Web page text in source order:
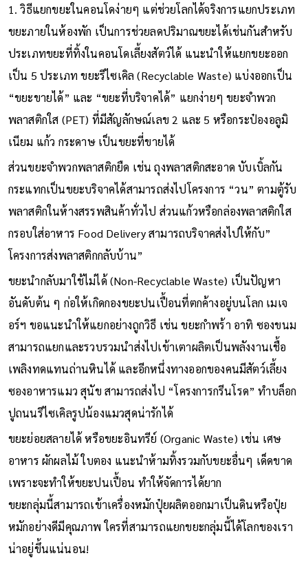
1. วิธีแยกขยะในคอนโดง่ายๆ แต่ช่วยโลกได้จริงการแยกประเภท
ขยะภายในห้องพัก เป็นการช่วยลดปริมาณขยะได้เช่นกันสำหรับ
ประเภทขยะที่ทิ้งในคอนโดเลี้ยงสัตว์ได้ แนะนำให้แยกขยะออก
เป็น 5 ประเภท ขยะรีไซเคิล (Recyclable Waste) แบ่งออกเป็น
“ขยะขายได้” และ “ขยะที่บริจาคได้” แยกง่ายๆ ขยะจำพวก
พลาสติกใส (PET) ที่มีสัญลักษณ์เลข 2 และ 5 หรือกระป๋องอลูมิ
เนียม แก้ว กระดาษ เป็นขยะที่ขายได้
ส่วนขยะจำพวกพลาสติกยืด เช่น ถุงพลาสติกสะอาด บับเบิ้ลกัน
กระแทกเป็นขยะบริจาคได้สามารถส่งไปโครงการ “วน” ตามตู้รับ
พลาสติกในห้างสรรพสินค้าทั่วไป ส่วนแก้วหรือกล่องพลาสติกใส
กรอบใส่อาหาร Food Delivery สามารถบริจาคส่งไปให้กับ”
โครงการส่งพลาสติกกลับบ้าน”
ขยะนำกลับมาใช้ไม่ได้ (Non-Recyclable Waste) เป็นปัญหา
อันดับต้น ๆ ก่อให้เกิดกองขยะปนเปื้อนที่ตกค้างอยู่บนโลก เมเจ
อร์ฯ ขอแนะนำให้แยกอย่างถูกวิธี เช่น ขยะกำพร้า อาทิ ซองขนม
สามารถแยกและรวบรวมนำส่งไปเข้าเตาผลิตเป็นพลังงานเชื้อ
เพลิงทดแทนถ่านหินได้ และอีกหนึ่งทางออกของคนมีสัตว์เลี้ยง
ซองอาหารแมว สุนัข สามารถส่งไป “โครงการกรีนโรด” ทำบล็อก
ปูถนนรีไซเคิลรูปน้องแมวสุดน่ารักได้
ขยะย่อยสลายได้ หรือขยะอินทรีย์ (Organic Waste) เช่น เศษ
อาหาร ผักผลไม้ ใบตอง แนะนำห้ามทิ้งรวมกับขยะอื่นๆ เด็ดขาด
เพราะจะทำให้ขยะปนเปื้อน ทำให้จัดการได้ยาก
ขยะกลุ่มนี้สามารถเข้าเครื่องหมักปุ๋ยผลิตออกมาเป็นดินหรือปุ๋ย
หมักอย่างดีมีคุณภาพ ใครที่สามารถแยกขยะกลุ่มนี้ได้โลกของเรา
น่าอยู่ขึ้นแน่นอน!